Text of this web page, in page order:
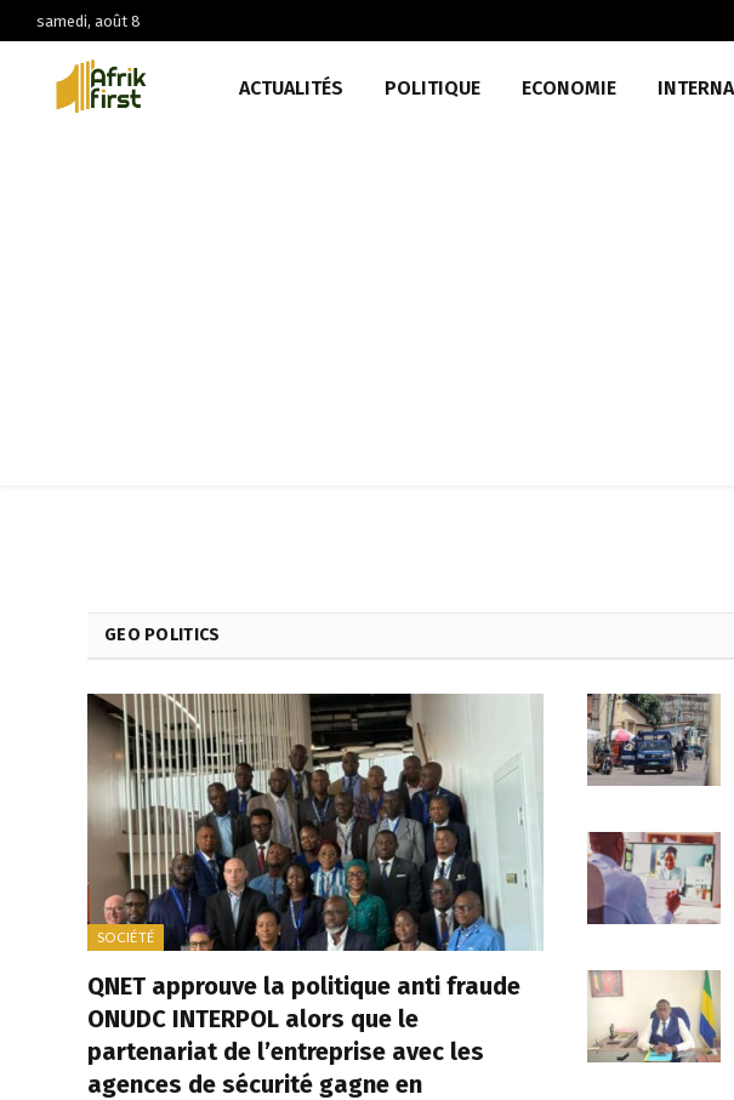
samedi, août 8
ACTUALITÉS POLITIQUE ECONOMIE
GEO POLITICS
SOCIÉTÉ
QNET approuve la politique anti fraude
ONUDC INTERPOL alors que le
partenariat de l’entreprise avec les
agences de sécurité gagne en